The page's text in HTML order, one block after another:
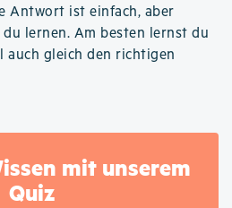
Antwort ist einfach, aber
lernen. Am besten lernst du
auch gleich den richtigen
mit unserem
Quiz